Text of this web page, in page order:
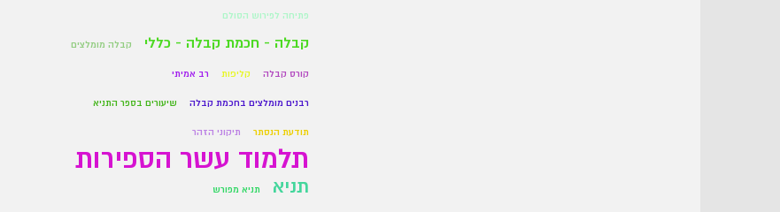
פתיחה לפירוש הסולם
קבלה - חכמת קבלה - כללי קבלה מומלצים
קורס קבלה קליפות רב אמיתי
רבנים מומלצים בחכמת קבלה שיעורים בספר התניא
תודעת הנסתר תיקוני הזהר
תלמוד עשר הספירות
תניא תניא מפורש